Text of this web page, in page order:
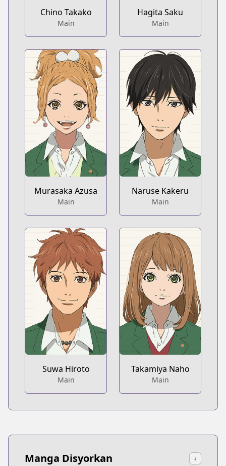
Chino Takako
Main
Hagita Saku
Main
Murasaka Azusa
Main
Naruse Kakeru
Main
Suwa Hiroto
Main
Takamiya Naho
Main
Manga Disyorkan ↓